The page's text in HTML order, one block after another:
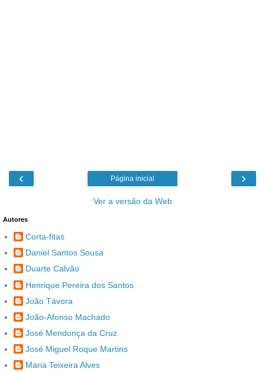
‹ ›
Página inicial
Ver a versão da Web
Autores
Corta-fitas
Daniel Santos Sousa
Duarte Calvão
Henrique Pereira dos Santos
João Távora
João-Afonso Machado
José Mendonça da Cruz
José Miguel Roque Martins
Maria Teixeira Alves